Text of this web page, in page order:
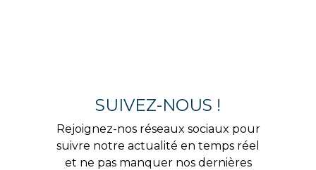
SUIVEZ-NOUS !
Rejoignez-nos réseaux sociaux pour
suivre notre actualité en temps réel
et ne pas manquer nos dernières